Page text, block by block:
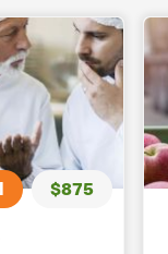
$875